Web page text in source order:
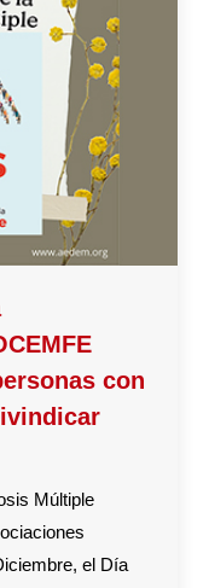
con
Múltiple
el Día